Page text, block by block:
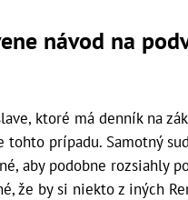
návod na
ktoré má denník na
prípadu. Samotný
aby podobne rozsiahly
že by si niekto z iných